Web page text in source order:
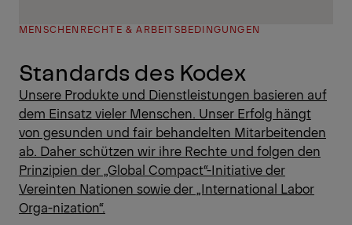
MENSCHENRECHTE & ARBEITSBEDINGUNGEN
Standards des Kodex
Unsere Produkte und Dienstleistungen basieren auf
dem Einsatz vieler Menschen. Unser Erfolg hängt
von gesunden und fair behandelten Mitarbeitenden
ab. Daher schützen wir ihre Rechte und folgen den
Prinzipien der „Global Compact“-Initiative der
Vereinten Nationen sowie der „International Labor
Orga-nization“.